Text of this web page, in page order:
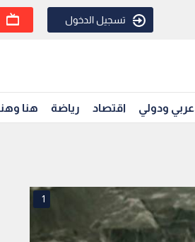
تسجيل الدخول
عربي ودولي اقتصاد رياضة هنا
1